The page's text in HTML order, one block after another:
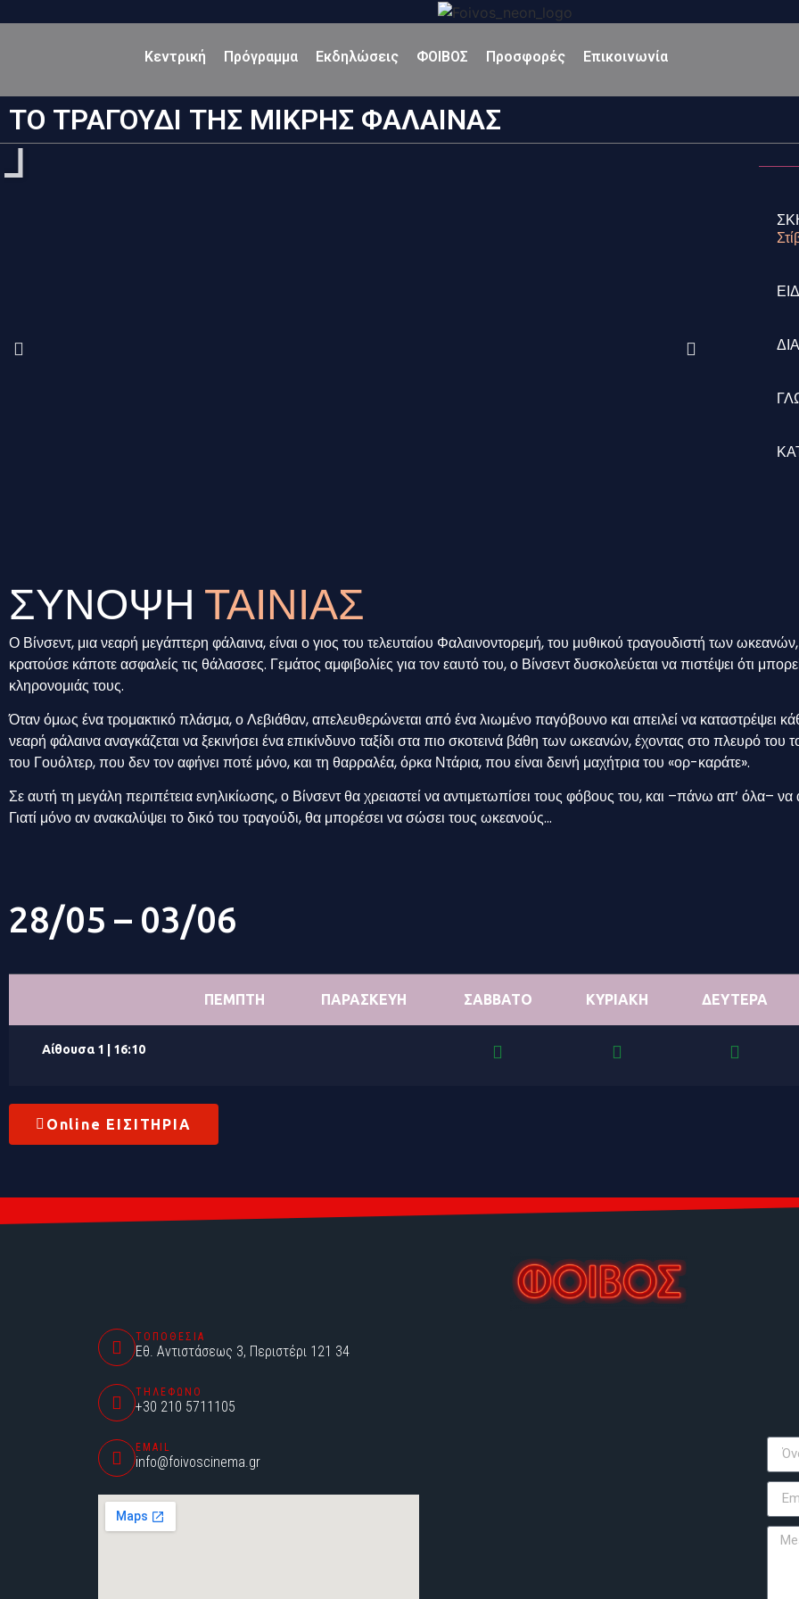
Κεντρική Πρόγραμμα Εκδηλώσεις ΦΟΙΒΟΣ Προσφορές Επικοινωνία
ΤΟ ΤΡΑΓΟΥΔΙ ΤΗΣ ΜΙΚΡΗΣ ΦΑΛΑΙΝΑΣ
ΣΥΝΟΨΗ ΤΑΙΝΙΑΣ
Ο Βίνσεντ, μια νεαρή μεγάπτερη φάλαινα, είναι ο γιος του τελευταίου Φαλαινοντορεμή, του μυθικού τραγουδιστή των
κρατούσε κάποτε ασφαλείς τις θάλασσες. Γεμάτος αμφιβολίες για τον εαυτό του, ο Βίνσεντ δυσκολεύεται να πιστέψει ότι
κληρονομιάς τους.
Όταν όμως ένα τρομακτικό πλάσμα, ο Λεβιάθαν, απελευθερώνεται από ένα λιωμένο παγόβουνο και απειλεί να καταστρέψει
νεαρή φάλαινα αναγκάζεται να ξεκινήσει ένα επικίνδυνο ταξίδι στα πιο σκοτεινά βάθη των ωκεανών, έχοντας στο πλευρό του
του Γουόλτερ, που δεν τον αφήνει ποτέ μόνο, και τη θαρραλέα, όρκα Ντάρια, που είναι δεινή μαχήτρια του «ορ-καράτε».
Σε αυτή τη μεγάλη περιπέτεια ενηλικίωσης, ο Βίνσεντ θα χρειαστεί να αντιμετωπίσει τους φόβους του, και –πάνω απ’ όλα–
Γιατί μόνο αν ανακαλύψει το δικό του τραγούδι, θα μπορέσει να σώσει τους ωκεανούς…
28/05 – 03/06
ΠΕΜΠΤΗ ΠΑΡΑΣΚΕΥΗ ΣΑΒΒΑΤΟ ΚΥΡΙΑΚΗ ΔΕΥΤΕΡΑ
Αίθουσα 1 | 16:10
Online ΕΙΣΙΤΗΡΙΑ
ΤΟΠΟΘΕΣΙΑ
Εθ. Αντιστάσεως 3, Περιστέρι 121 34
ΤΗΛΕΦΩΝΟ
+30 210 5711105
EMAIL
info@foivoscinema.gr